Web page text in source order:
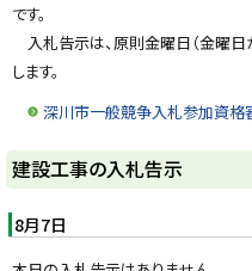
です。
入札告示は、原則金曜日（金曜
します。
深川市一般競争入札参加資格
ト
ッ
プ
建設工事の入札告示
8月7日